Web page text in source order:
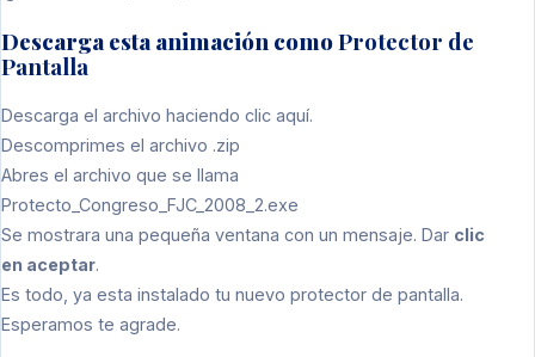
Descarga esta animación comoProtector de
Pantalla
Descarga el archivo haciendo clic aquí.
Descomprimes el archivo .zip
Abres el archivo que se llama
Protecto_Congreso_FJC_2008_2.exe
Se mostrara una pequeña ventana con un mensaje. Dar clic
en aceptar.
Es todo, ya esta instalado tu nuevo protector de pantalla.
Esperamos te agrade.